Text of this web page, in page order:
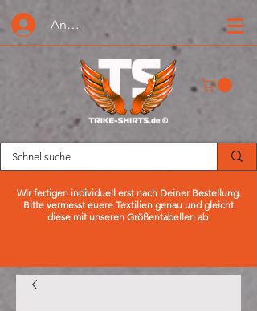
Anmelden oder Registrieren
Wir fertigen individuell erst nach Deiner Bestellung.
Bitte vermesst euere Textilien genau und gleicht
diese mit unseren Größentabellen ab.